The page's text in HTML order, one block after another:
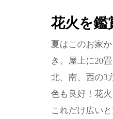
花火を鑑
夏はこのお家
き、屋上に20
北、南、西の3
色も良好！花
これだけ広い